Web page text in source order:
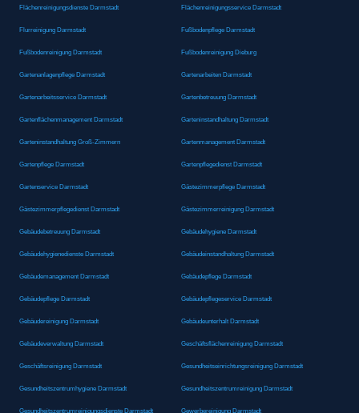
Flächenreinigungsdienste Darmstadt Flächenreinigungsservice Darmstadt
Flurreinigung Darmstadt Fußbodenpflege Darmstadt
Fußbodenreinigung Darmstadt Fußbodenreinigung Dieburg
Gartenanlagenpflege Darmstadt Gartenarbeiten Darmstadt
Gartenarbeitsservice Darmstadt Gartenbetreuung Darmstadt
Gartenflächenmanagement Darmstadt Garteninstandhaltung Darmstadt
Garteninstandhaltung Groß-Zimmern Gartenmanagement Darmstadt
Gartenpflege Darmstadt Gartenpflegedienst Darmstadt
Gartenservice Darmstadt Gästezimmerpflege Darmstadt
Gästezimmerpflegedienst Darmstadt Gästezimmerreinigung Darmstadt
Gebäudebetreuung Darmstadt Gebäudehygiene Darmstadt
Gebäudehygienedienste Darmstadt Gebäudeinstandhaltung Darmstadt
Gebäudemanagement Darmstadt Gebäudepflege Darmstadt
Gebäudepflege Darmstadt Gebäudepflegeservice Darmstadt
Gebäudereinigung Darmstadt Gebäudeunterhalt Darmstadt
Gebäudeverwaltung Darmstadt Geschäftsflächenreinigung Darmstadt
Geschäftsreinigung Darmstadt Gesundheitseinrichtungsreinigung Darmstadt
Gesundheitszentrumhygiene Darmstadt Gesundheitszentrumreinigung Darmstadt
Gesundheitszentrumreinigungsdienste Darmstadt Gewerbereinigung Darmstadt